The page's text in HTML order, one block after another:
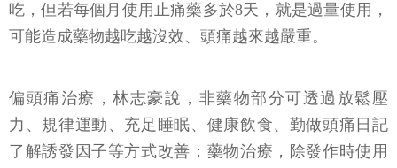
吃，但若每個月使用止痛藥多於8天，就是過量使用，
可能造成藥物越吃越沒效、頭痛越來越嚴重。
偏頭痛治療，林志豪說，非藥物部分可透過放鬆壓
力、規律運動、充足睡眠、健康飲食、勤做頭痛日記
了解誘發因子等方式改善；藥物治療，除發作時使用